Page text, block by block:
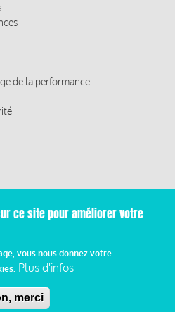
de la performance
- Réalisé parCafffeine
générale d’utilisation et
ce site pour améliorer votre
vous nous donnez votre
Plus d'infos
merci